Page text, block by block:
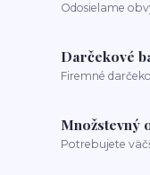
Odosielame
Darčekové
Firemné
Množstevný
Potrebujete